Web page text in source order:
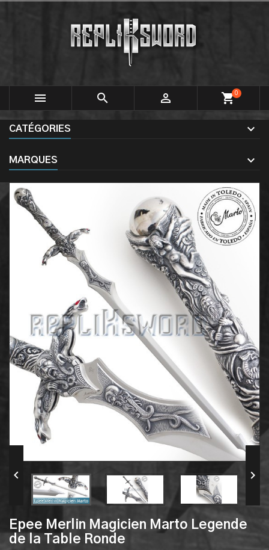
   shopping_cart0
CATÉGORIES
MARQUES
 
Epee Merlin Magicien Marto Legende
de la Table Ronde